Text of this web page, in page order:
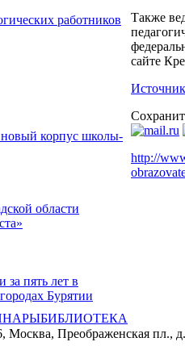
работников
корпус школы-
области
за пять лет в
Бурятии
Также
сайте
http://
БИБЛИОТЕКА
Москва, Преображенская пл.,